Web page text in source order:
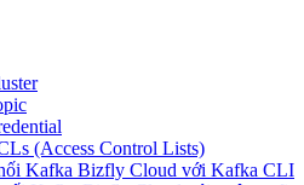
(Access Control Lists)
Kafka Bizfly Cloud với Kafka CLI